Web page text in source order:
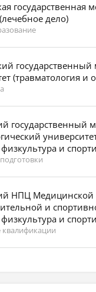
государственная
дело)
(травматология и
государственный
и
НПЦ Медицинской
и
и